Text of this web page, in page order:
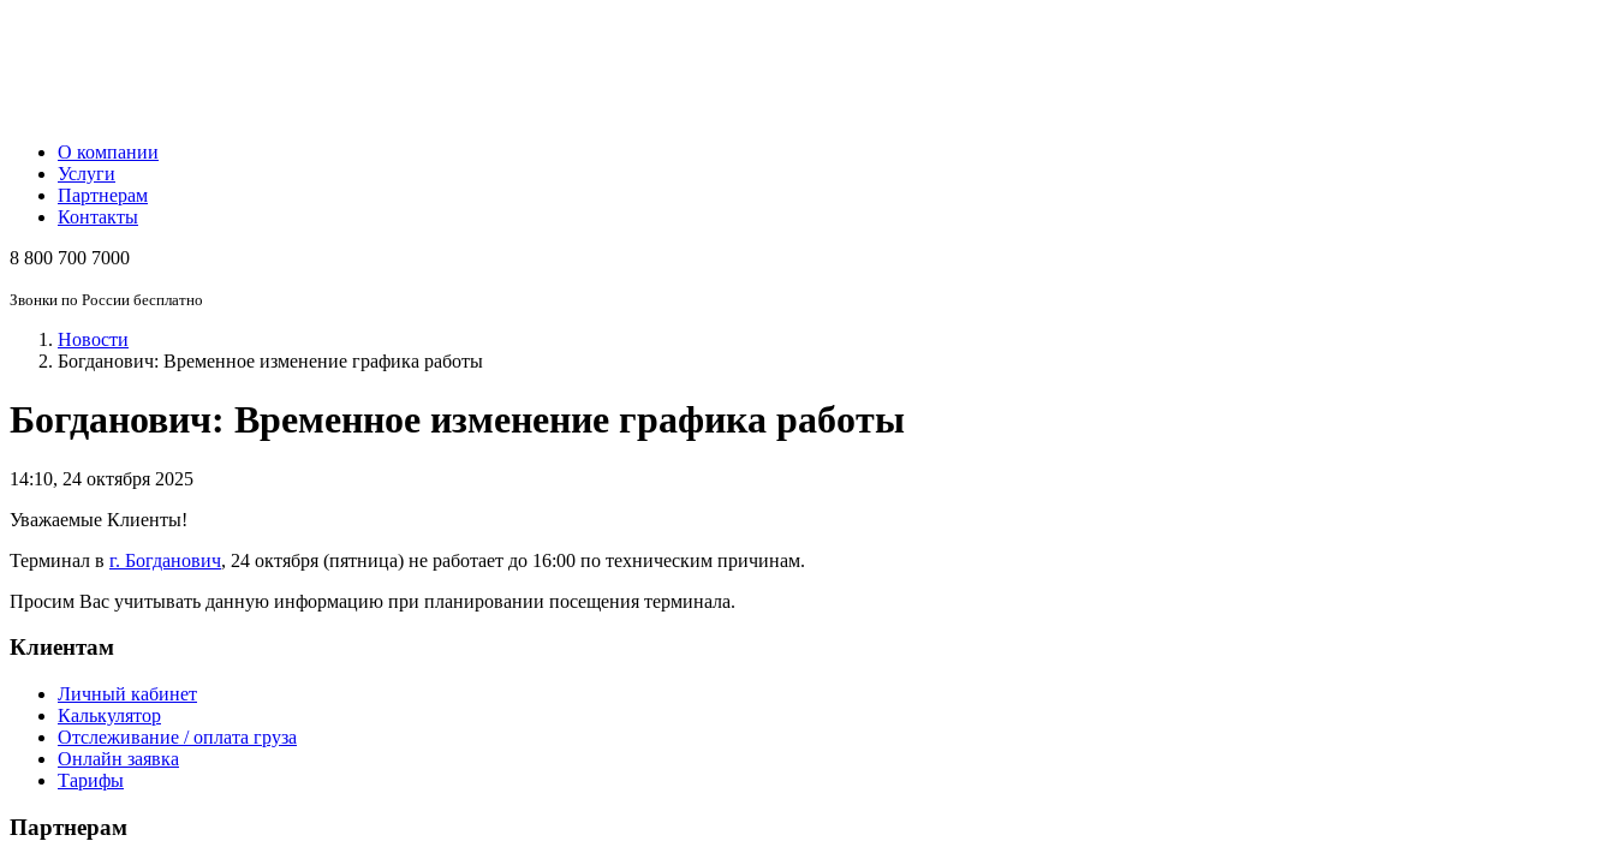
О компании
Услуги
Партнерам
Контакты
8 800 700 7000
Звонки по России бесплатно
Новости
Богданович: Временное изменение графика работы
Богданович: Временное изменение графика работы
14:10, 24 октября 2025
Уважаемые Клиенты!
Терминал в г. Богданович, 24 октября (пятница) не работает до 16:00 по техническим причинам.
Просим Вас учитывать данную информацию при планировании посещения терминала.
Клиентам
Личный кабинет
Калькулятор
Отслеживание / оплата груза
Онлайн заявка
Тарифы
Партнерам